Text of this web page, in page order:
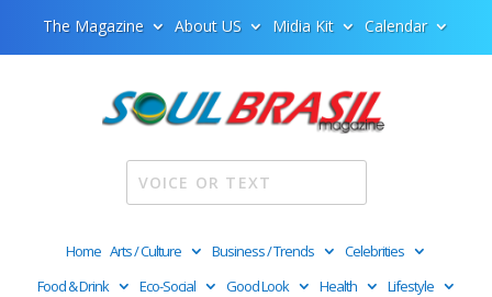
The Magazine About US Midia Kit Calendar
Home Arts / Culture Business / Trends
Celebrities
Food & Drink
Eco-Social Good Look Health
Lifestyle